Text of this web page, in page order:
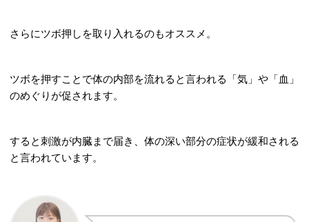
さらにツボ押しを取り入れるのもオススメ。
ツボを押すことで体の内部を流れると言われる「気」や「血」
のめぐりが促されます。
すると刺激が内臓まで届き、体の深い部分の症状が緩和される
と言われています。